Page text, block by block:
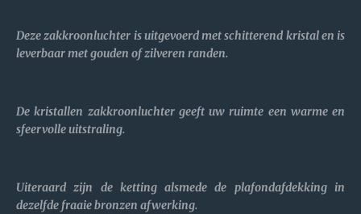
Deze zakkroonluchter is uitgevoerd met schitterend kristal en is
leverbaar met gouden of zilveren randen.
De kristallen zakkroonluchter geeft uw ruimte een warme en
sfeervolle uitstraling.
Uiteraard zijn de ketting alsmede de plafondafdekking in
dezelfde fraaie bronzen afwerking.